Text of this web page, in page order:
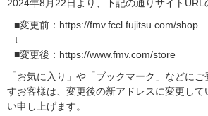
2024年8月22日より、下記の通りサイトURL
■変更前：https://fmv.fccl.fujitsu.com/shop
↓
■変更後：https://www.fmv.com/store
「お気に入り」や「ブックマーク」などに
すお客様は、変更後の新アドレスに変更して
い申し上げます。